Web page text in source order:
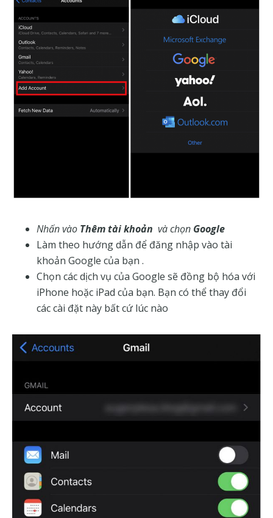
Nhấn vào Thêm tài khoản và chọn Google
Làm theo hướng dẫn để đăng nhập vào tài
khoản Google của bạn .
Chọn các dịch vụ của Google sẽ đồng bộ hóa với
iPhone hoặc iPad của bạn. Bạn có thể thay đổi
các cài đặt này bất cứ lúc nào